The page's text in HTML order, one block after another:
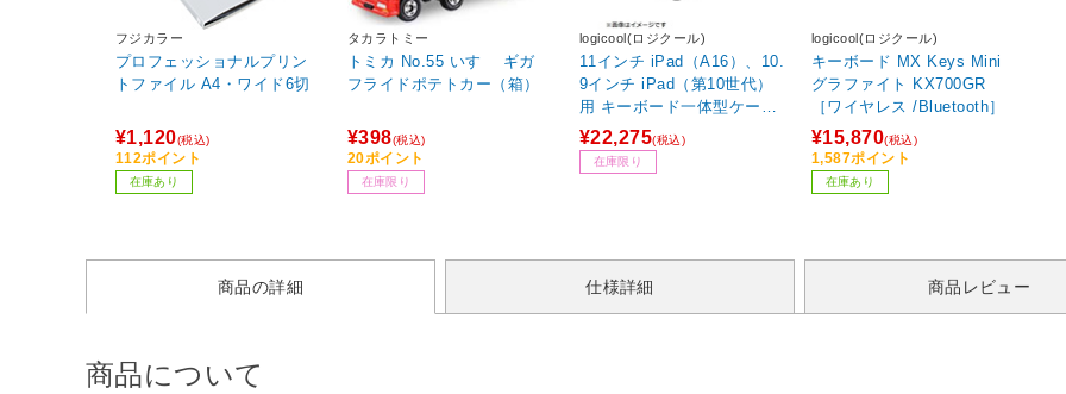
フジカラー
プロフェッショナルプリン
トファイル A4・ワイド6切
¥1,120(税込)
112ポイント
在庫あり
タカラトミー
トミカ No.55 いすゞ ギガ
フライドポテトカー（箱）
¥398(税込)
20ポイント
在庫限り
logicool(ロジクール)
11インチ iPad（A16）、10.
9インチ iPad（第10世代）
用 キーボード一体型ケース
トラックパッド付 Combo T
ouch オックスフォードグレ
ー iK1059GRA
¥22,275(税込)
在庫限り
logicool(ロジクール)
キーボード MX Keys Mini
グラファイト KX700GR
［ワイヤレス /Bluetooth］
¥15,870(税込)
1,587ポイント
在庫あり
商品の詳細 仕様詳細 商品レビュー
商品について